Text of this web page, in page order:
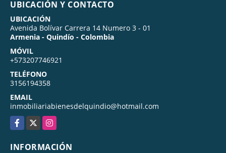
UBICACIÓN Y CONTACTO
UBICACIÓN
Avenida Bolívar Carrera 14 Numero 3 - 01
Armenia - Quindío - Colombia
MÓVIL
+573207746921
TELÉFONO
3156194358
EMAIL
inmobiliariabienesdelquindio@hotmail.com
Facebook
X Instagram
INFORMACIÓN